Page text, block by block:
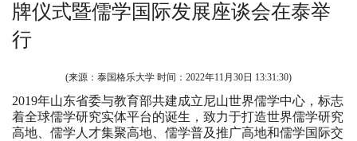
牌仪式暨儒学国际发展座谈会在泰举
行
(来源：泰国格乐大学 时间： 2022年11月30日 13:31:30)
2019年山东省委与教育部共建成立尼山世界儒学中心，标志
着全球儒学研究实体平台的诞生，致力于打造世界儒学研究
高地、儒学人才集聚高地、儒学普及推广高地和儒学国际交